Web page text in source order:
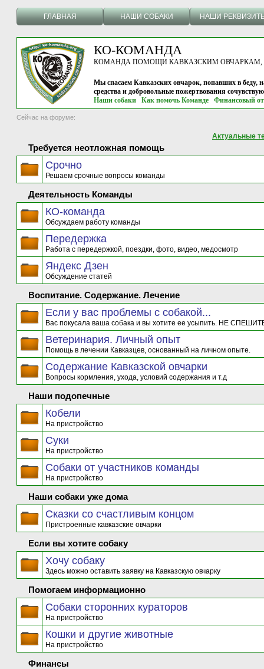
ГЛАВНАЯ НАШИ СОБАКИ НАШИ
КО-КОМАНДА
КОМАНДА ПОМОЩИ КАВКАЗСКИМ ОВЧАРКАМ, г.
Мы спасаем Кавказских овчарок, попавших в беду,
средства и добровольные пожертвования
Наши собаки
Как помочь Команде Финансовый
Сейчас на форуме:
Актуальные
Требуется неотложная помощь
Срочно
Решаем срочные вопросы команды
Деятельность Команды
КО-команда
Обсуждаем работу команды
Передержка
Работа с передержкой, поездки, фото, видео, медосмотр
Яндекс Дзен
Обсуждение статей
Воспитание. Содержание. Лечение
Если у вас проблемы с собакой...
Вас покусала ваша собака и вы хотите ее усыпить. НЕ
Ветеринария. Личный опыт
Помощь в лечении Кавказцев, основанный на личном опыте.
Содержание Кавказской овчарки
Вопросы кормления, ухода, условий содержания и т.д
Наши подопечные
Кобели
На пристройство
Суки
На пристройство
Собаки от участников команды
На пристройство
Наши собаки уже дома
Сказки со счастливым концом
Пристроенные кавказские овчарки
Если вы хотите собаку
Хочу собаку
Здесь можно оставить заявку на Кавказскую овчарку
Помогаем информационно
Собаки сторонних кураторов
На пристройство
Кошки и другие животные
На пристройство
Финансы